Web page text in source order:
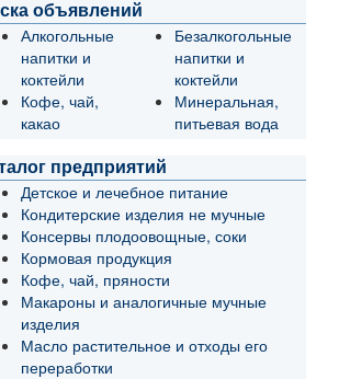
объявлений
Алкогольные
напитки и
коктейли
Кофе, чай,
какао
Безалкогольные
напитки и
коктейли
Минеральная,
питьевая вода
предприятий
Детское и лечебное питание
Кондитерские изделия не мучные
Консервы плодоовощные, соки
Кормовая продукция
Кофе, чай, пряности
Макароны и аналогичные мучные
изделия
Масло растительное и отходы его
переработки